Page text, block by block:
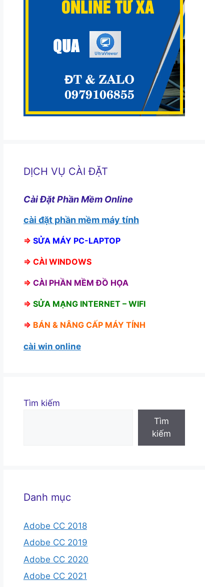
DỊCH VỤ CÀI ĐẶT
Cài Đặt Phần Mềm Online
cài đặt phần mềm máy tính
⇒ SỬA MÁY PC-LAPTOP
⇒ CÀI WINDOWS
⇒ CÀI PHẦN MỀM ĐỒ HỌA
⇒ SỬA MẠNG INTERNET – WIFI
⇒ BÁN & NÂNG CẤP MÁY TÍNH
cài win online
Tìm kiếm
Tìm
kiếm
Danh mục
Adobe CC 2018
Adobe CC 2019
Adobe CC 2020
Adobe CC 2021